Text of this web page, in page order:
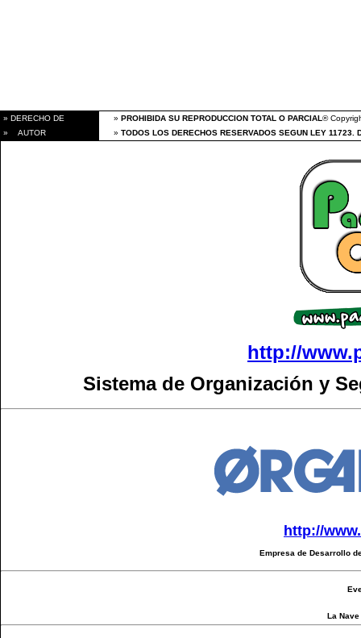
» DERECHO DE » PROHIBIDA SU REPRODUCCION TOTAL O PARCIAL®
» AUTOR
» TODOS LOS DERECHOS RESERVADOS SEGUN LEY
http://
Sistema de Organización y
http://
Empresa de Desarrollo
La